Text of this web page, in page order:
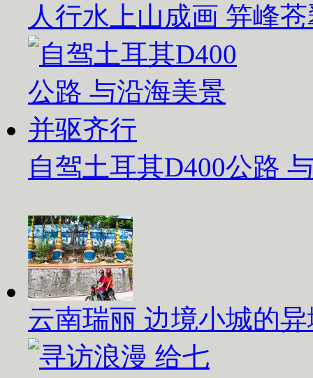
人行水上山成画 笄峰
自驾土耳其D400公路
云南瑞丽 边境小城的